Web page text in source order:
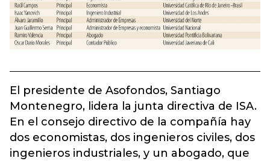
El presidente de Asofondos, Santiago
Montenegro, lidera la junta directiva de ISA.
En el consejo directivo de la compañía hay
dos economistas, dos ingenieros civiles, dos
ingenieros industriales, y un abogado, que